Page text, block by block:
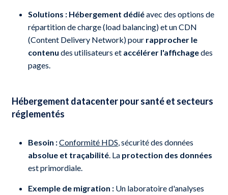
Solutions : Hébergement dédiéavec des options de
répartition de charge (load balancing) et un CDN
(Content Delivery Network) pour rapprocher le
contenu des utilisateurs et accélérer l'affichagedes
pages.
Hébergement datacenter pour santé et secteurs
réglementés
Besoin :Conformité HDS , sécurité des données
absolue et traçabilité . La protection des données
est primordiale.
Exemple de migration : Un laboratoire d'analyses